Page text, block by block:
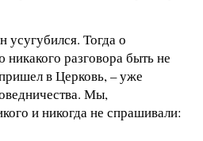
усугубился. Тогда о
разговора быть не
в Церковь, – уже
Мы,
и никогда не спрашивали: